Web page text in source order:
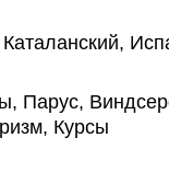
Каталанский,
Парус,
Курсы